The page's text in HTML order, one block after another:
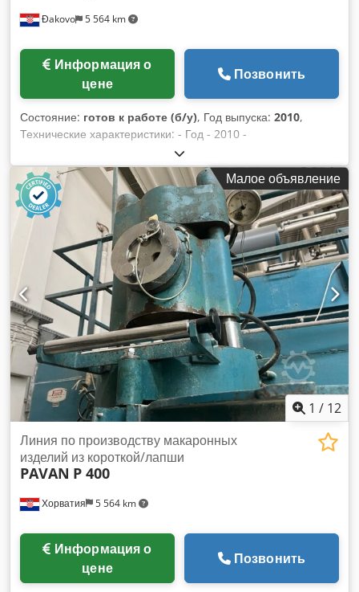
Đakovo 5 564 km
цене
Позвонить
Состояние: готов к работе (б/у), Год выпуска: 2010,
Технические характеристики: - Год - 2010 -
Производительность - 300 кг/ч Cjdpfx Aoyyapfsdzerf
Полная линия с автоматическим упаковочным узлом! В
идеальном состоянии
Малое объявление
1 / 12
Хорватия 5 564 km
Линия по производству макаронных
изделий из короткой/лапши
PAVAN P 400
цене
Позвонить